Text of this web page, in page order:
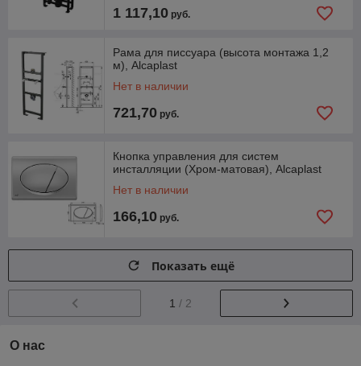
1 117,10 руб.
Рама для писсуара (высота монтажа 1,2
м), Alcaplast
Нет в наличии
721,70 руб.
Кнопка управления для систем
инсталляции (Хром-матовая), Alcaplast
Нет в наличии
166,10 руб.
Показать ещё
1 / 2
О нас